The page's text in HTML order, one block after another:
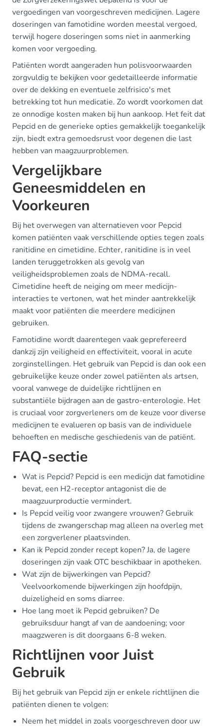
vergoedingen van voorgeschreven medicijnen. Lagere
doseringen van famotidine worden meestal vergoed,
terwijl hogere doseringen soms niet in aanmerking
komen voor vergoeding.
Patiënten wordt aangeraden hun polisvoorwaarden
zorgvuldig te bekijken voor gedetailleerde informatie
over de dekking en eventuele zelfrisico's met
betrekking tot hun medicatie. Zo wordt voorkomen dat
ze onnodige kosten maken bij hun aankoop. Het feit dat
Pepcid en de generieke opties gemakkelijk toegankelijk
zijn, biedt extra gemoedsrust voor degenen die last
hebben van maagzuurproblemen.
Vergelijkbare
Geneesmiddelen en
Voorkeuren
Bij het overwegen van alternatieven voor Pepcid
komen patiënten vaak verschillende opties tegen zoals
ranitidine en cimetidine. Echter, ranitidine is in veel
landen teruggetrokken als gevolg van
veiligheidsproblemen zoals de NDMA-recall.
Cimetidine heeft de neiging om meer medicijn-
interacties te vertonen, wat het minder aantrekkelijk
maakt voor patiënten die meerdere medicijnen
gebruiken.
Famotidine wordt daarentegen vaak geprefereerd
dankzij zijn veiligheid en effectiviteit, vooral in acute
zorginstellingen. Het gebruik van Pepcid is dan ook een
gebruikelijke keuze onder zowel patiënten als artsen,
vooral vanwege de duidelijke richtlijnen en
substantiële bijdragen aan de gastro-enterologie. Het
is cruciaal voor zorgverleners om de keuze voor diverse
medicijnen te evalueren op basis van de individuele
behoeften en medische geschiedenis van de patiënt.
FAQ-sectie
Wat is Pepcid? Pepcid is een medicijn dat famotidine
bevat, een H2-receptor antagonist die de
maagzuurproductie vermindert.
Is Pepcid veilig voor zwangere vrouwen? Gebruik
tijdens de zwangerschap mag alleen na overleg met
een zorgverlener plaatsvinden.
Kan ik Pepcid zonder recept kopen? Ja, de lagere
doseringen zijn vaak OTC beschikbaar in apotheken.
Wat zijn de bijwerkingen van Pepcid?
Veelvoorkomende bijwerkingen zijn hoofdpijn,
duizeligheid en soms diarree.
Hoe lang moet ik Pepcid gebruiken? De
gebruiksduur hangt af van de aandoening; voor
maagzweren is dit doorgaans 6-8 weken.
Richtlijnen voor Juist
Gebruik
Bij het gebruik van Pepcid zijn er enkele richtlijnen die
patiënten dienen te volgen:
Neem het middel in zoals voorgeschreven door uw